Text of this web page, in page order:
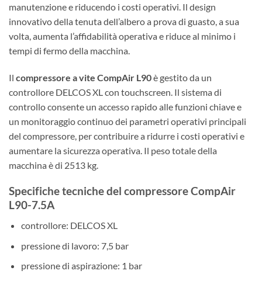
manutenzione e riducendo i costi operativi. Il design
innovativo della tenuta dell’albero a prova di guasto, a sua
volta, aumenta l’affidabilità operativa e riduce al minimo i
tempi di fermo della macchina.
Il compressore a vite CompAir L90è gestito da un
controllore DELCOS XL con touchscreen. Il sistema di
controllo consente un accesso rapido alle funzioni chiave e
un monitoraggio continuo dei parametri operativi principali
del compressore, per contribuire a ridurre i costi operativi e
aumentare la sicurezza operativa. Il peso totale della
macchina è di 2513 kg.
Specifiche tecniche del compressore CompAir
L90-7.5A
controllore: DELCOS XL
pressione di lavoro: 7,5 bar
pressione di aspirazione: 1 bar